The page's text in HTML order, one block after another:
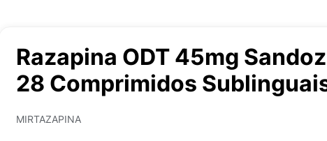
Razapina ODT 45mg
28 Comprimidos
MIRTAZAPINA